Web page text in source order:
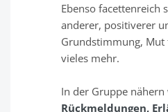
Ebenso facettenreich
anderer, positiverer
Grundstimmung, Mut
vieles mehr.
In der Gruppe
Rückmeldungen,